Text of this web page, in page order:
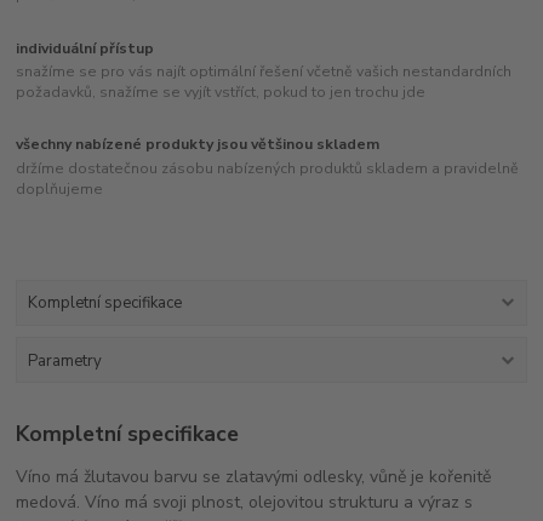
individuální přístup
snažíme se pro vás najít optimální řešení včetně vašich nestandardních
požadavků, snažíme se vyjít vstříct, pokud to jen trochu jde
všechny nabízené produkty jsou většinou skladem
držíme dostatečnou zásobu nabízených produktů skladem a pravidelně
doplňujeme
Kompletní specifikace
Parametry
Kompletní specifikace
Víno má žlutavou barvu se zlatavými odlesky, vůně je kořenitě
medová. Víno má svoji plnost, olejovitou strukturu a výraz s